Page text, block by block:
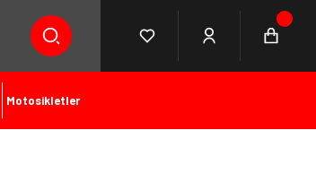
Motosikletler